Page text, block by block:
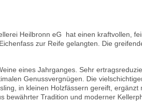
Heilbronn eG hat einen kraftvollen,
zur Reife gelangten. Die
eines Jahrganges. Sehr
Genussvergnügen. Die
in kleinen Holzfässern gereift,
bewährter Tradition und moderner